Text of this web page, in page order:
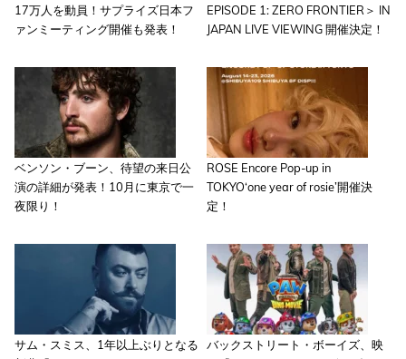
17万人を動員！サプライズ日本フ
ァンミーティング開催も発表！
EPISODE 1: ZERO FRONTIER＞ IN
JAPAN LIVE VIEWING 開催決定！
ベンソン・ブーン、待望の来日公
演の詳細が発表！10月に東京で一
夜限り！
ROSE Encore Pop-up in
TOKYO‘one year of rosie’開催決
定！
サム・スミス、1年以上ぶりとなる
バックストリート・ボーイズ、映